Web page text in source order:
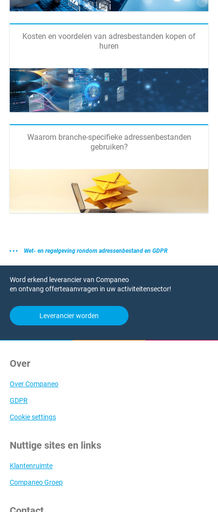
Kosten en voordelen van adresbestanden kopen of
huren
Waarom branche-specifieke adressenbestanden
gebruiken?
Wet- en regelgeving rondom adressenbestand en GDPR
Word erkend leverancier van Companeo
en ontvang offerteaanvragen in uw activiteitensector!
Leverancier worden
Over
Over Companeo
GDPR
Cookie settings
Nuttige sites en links
Klantenruimte
Companeo Groep